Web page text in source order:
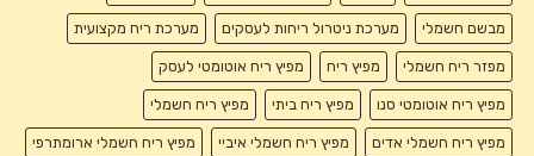
מבשם חשמלי מערכת ניטרול ריחות לעסקים מערכת ריח מקצועית
מפזר ריח חשמלי מפיץ ריח מפיץ ריח אוטומטי לעסק
מפיץ ריח אוטומטי סנו מפיץ ריח ביתי מפיץ ריח חשמלי
מפיץ ריח חשמלי אדים מפיץ ריח חשמלי איביי מפיץ ריח חשמלי ארומתרפי